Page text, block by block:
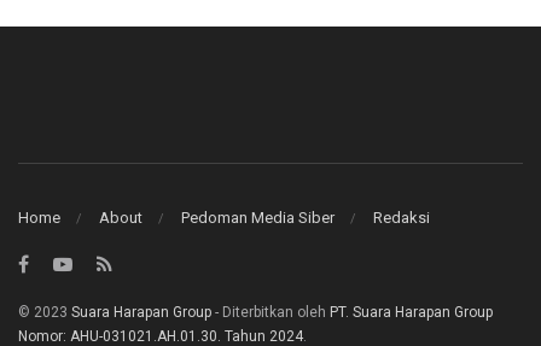
Home About Pedoman Media Siber Redaksi
© 2023 Suara Harapan Group - Diterbitkan oleh PT. Suara Harapan Group
Nomor: AHU-031021.AH.01.30. Tahun 2024